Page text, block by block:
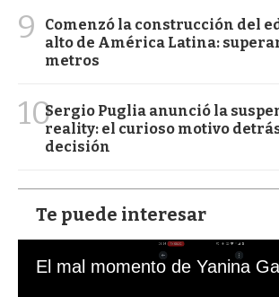
9
Comenzó la construcción del
alto de América Latina:
metros
10Sergio Puglia anunció la
reality: el curioso motivo
decisión
Te puede interesar